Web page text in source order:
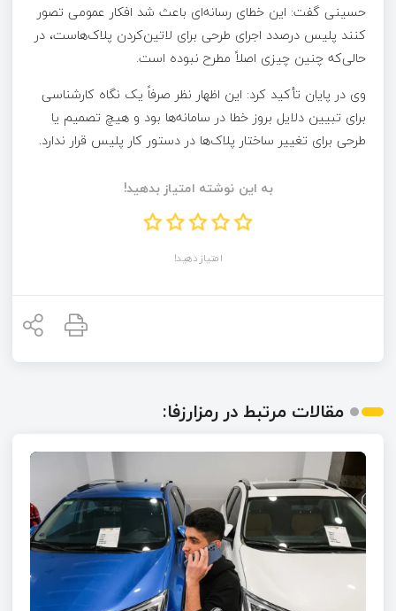
حسینی گفت: این خطای رسانه‌ای باعث شد افکار عمومی تصور
کنند پلیس درصدد اجرای طرحی برای لاتین‌کردن پلاک‌هاست، در
حالی‌که چنین چیزی اصلاً مطرح نبوده است.
وی در پایان تأکید کرد: این اظهار نظر صرفاً یک نگاه کارشناسی
برای تبیین دلایل بروز خطا در سامانه‌ها بود و هیچ تصمیم یا
طرحی برای تغییر ساختار پلاک‌ها در دستور کار پلیس قرار ندارد.
به این نوشته امتیاز بدهید!
امتیاز دهید!
مقالات مرتبط در رمزارزفا: